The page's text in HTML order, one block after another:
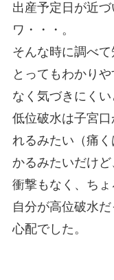
出産予定日が近
ワ・・・。
そんな時に調べて
とってもわかり
なく気づきにくい
低位破水は子宮
れるみたい（痛
かるみたいだけど
衝撃もなく、ちょ
自分が高位破水
心配でした。